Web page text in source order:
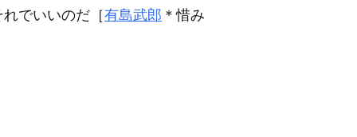
でいいのだ［有島武郎 ＊惜み